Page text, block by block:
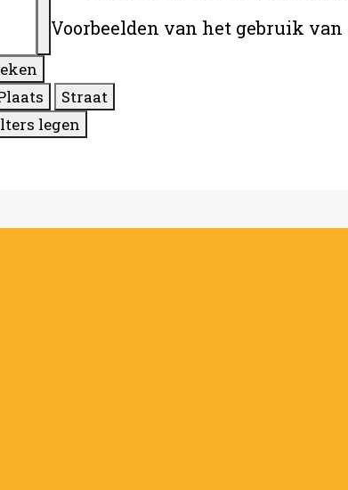
Voorbeelden van het gebruik
Straat
legen